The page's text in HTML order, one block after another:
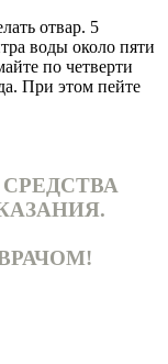
отвар. 5
воды около пяти
по четверти
При этом пейте